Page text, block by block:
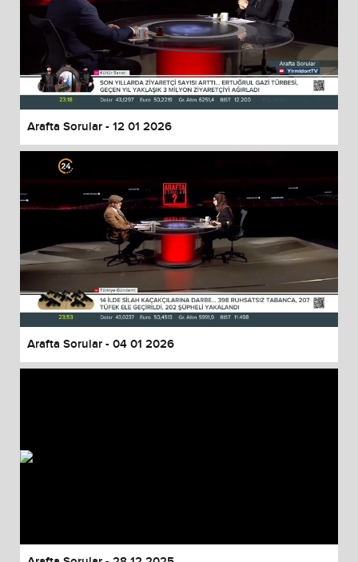
Arafta Sorular - 12 01 2026
Arafta Sorular - 04 01 2026